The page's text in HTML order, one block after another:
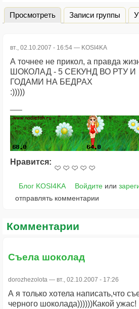
Главные вкладки
Просмотреть (активная вкладка)
Записи группы
вт., 02.10.2007 - 16:54 — KOSI4KA
А точнее не прикол, а правда
ШОКОЛАД - 5 СЕКУНД ВО РТУ И
ГОДАМИ НА БЕДРАХ
:)))))
Нравится:
Блог KOSI4KA Войдитеили
отправлять комментарии
Комментарии
Съела шоколад
dorozhezolota — вт., 02.10.2007 - 17:26
А я только хотела написать,что
черного шоколада))))))Какой ужас!